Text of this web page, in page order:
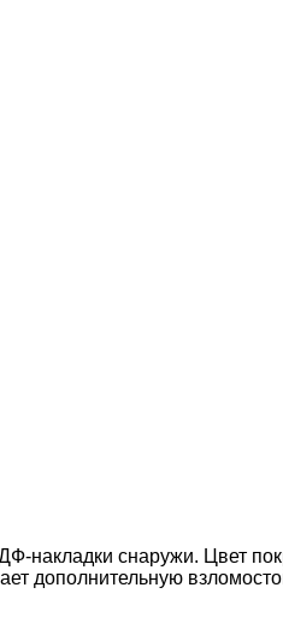
накладки снаружи. Цвет
дополнительную